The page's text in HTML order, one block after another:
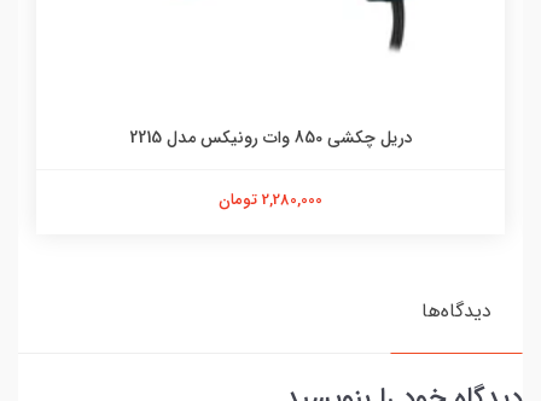
دریل چکشی 850 وات رونیکس مدل 2215
2,280,000 تومان
دیدگاه‌ها